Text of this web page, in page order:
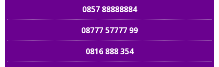
0857 88888884
08777 57777 99
0816 888 354